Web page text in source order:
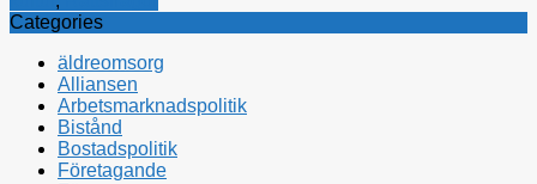
Categories
äldreomsorg
Alliansen
Arbetsmarknadspolitik
Bistånd
Bostadspolitik
Företagande